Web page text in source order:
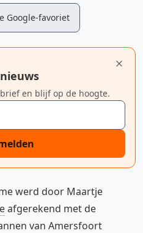
Google-favoriet
en blijf op de hoogte.
werd door Maartje
afgerekend met de
van Amersfoort